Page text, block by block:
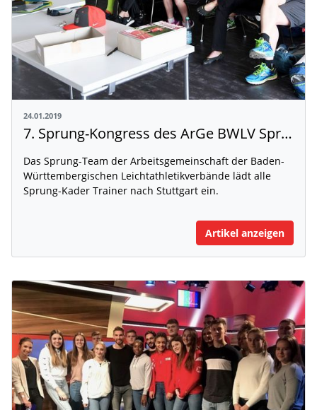
24.01.2019
7. Sprung-Kongress des ArGe BWLV Sprung-Teams am 31.03.2019
Das Sprung-Team der Arbeitsgemeinschaft der Baden-
Württembergischen Leichtathletikverbände lädt alle
Sprung-Kader Trainer nach Stuttgart ein.
Artikel anzeigen